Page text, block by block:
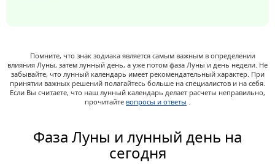
Помните, что знак зодиака является самым важным в определении
влияния Луны, затем лунный день, а уже потом фаза Луны и день недели. Не
забывайте, что лунный календарь имеет рекомендательный характер. При
принятии важных решений полагайтесь больше на специалистов и на себя.
Если Вы считаете, что наш лунный календарь делает расчеты неправильно,
прочитайте вопросы и ответы .
Фаза Луны и лунный день на
сегодня